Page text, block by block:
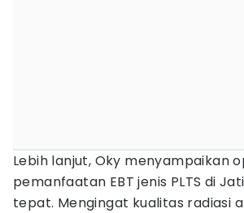
Lebih lanjut, Oky menyampaikan
pemanfaatan EBT jenis PLTS di
tepat. Mengingat kualitas radiasi